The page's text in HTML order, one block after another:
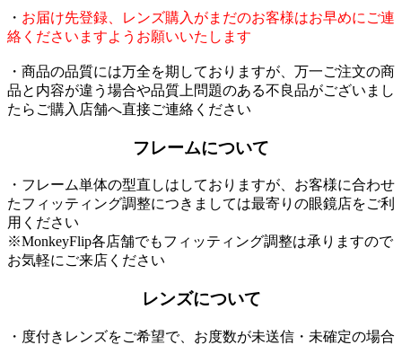
・ お届け先登録、レンズ購入がまだのお客様はお早めにご連
絡くださいますようお願いいたします
・商品の品質には万全を期しておりますが、万一ご注文の商
品と内容が違う場合や品質上問題のある不良品がございまし
たらご購入店舗へ直接ご連絡ください
フレームについて
・フレーム単体の型直しはしておりますが、お客様に合わせ
たフィッティング調整につきましては最寄りの眼鏡店をご利
用ください
※MonkeyFlip各店舗でもフィッティング調整は承りますので
お気軽にご来店ください
レンズについて
・度付きレンズをご希望で、お度数が未送信・未確定の場合